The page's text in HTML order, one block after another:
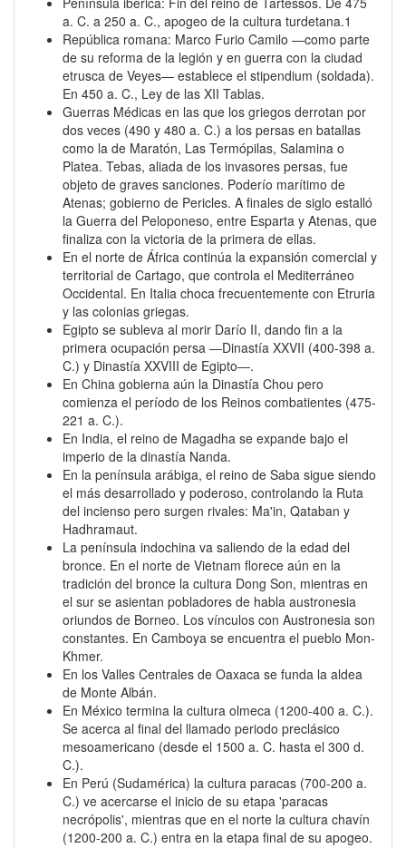
a. C. a 250 a. C., apogeo de la cultura turdetana.1​
República romana: Marco Furio Camilo —como parte
de su reforma de la legión y en guerra con la ciudad
etrusca de Veyes— establece el stipendium (soldada).
En 450 a. C., Ley de las XII Tablas.
Guerras Médicas en las que los griegos derrotan por
dos veces (490 y 480 a. C.) a los persas en batallas
como la de Maratón, Las Termópilas, Salamina o
Platea. Tebas, aliada de los invasores persas, fue
objeto de graves sanciones. Poderío marítimo de
Atenas; gobierno de Pericles. A finales de siglo estalló
la Guerra del Peloponeso, entre Esparta y Atenas, que
finaliza con la victoria de la primera de ellas.
En el norte de África continúa la expansión comercial y
territorial de Cartago, que controla el Mediterráneo
Occidental. En Italia choca frecuentemente con Etruria
y las colonias griegas.
Egipto se subleva al morir Darío II, dando fin a la
primera ocupación persa ―Dinastía XXVII (400-398 a.
C.) y Dinastía XXVIII de Egipto―.
En China gobierna aún la Dinastía Chou pero
comienza el período de los Reinos combatientes (475-
221 a. C.).
En India, el reino de Magadha se expande bajo el
imperio de la dinastía Nanda.
En la península arábiga, el reino de Saba sigue siendo
el más desarrollado y poderoso, controlando la Ruta
del incienso pero surgen rivales: Ma'in, Qataban y
Hadhramaut.
La península indochina va saliendo de la edad del
bronce. En el norte de Vietnam florece aún en la
tradición del bronce la cultura Dong Son, mientras en
el sur se asientan pobladores de habla austronesia
oriundos de Borneo. Los vínculos con Austronesia son
constantes. En Camboya se encuentra el pueblo Mon-
Khmer.
En los Valles Centrales de Oaxaca se funda la aldea
de Monte Albán.
En México termina la cultura olmeca (1200-400 a. C.).
Se acerca al final del llamado periodo preclásico
mesoamericano (desde el 1500 a. C. hasta el 300 d.
C.).
En Perú (Sudamérica) la cultura paracas (700-200 a.
C.) ve acercarse el inicio de su etapa 'paracas
necrópolis', mientras que en el norte la cultura chavín
(1200-200 a. C.) entra en la etapa final de su apogeo.